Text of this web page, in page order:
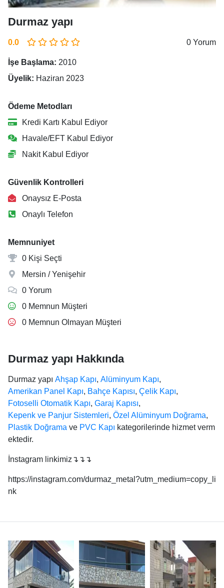
Durmaz yapı
0.0 0 Yorum
İşe Başlama: 2010
Üyelik: Haziran 2023
Ödeme Metodları
Kredi Kartı Kabul Ediyor
Havale/EFT Kabul Ediyor
Nakit Kabul Ediyor
Güvenlik Kontrolleri
Onaysız E-Posta
Onaylı Telefon
Memnuniyet
0 Kişi Seçti
Mersin / Yenişehir
0 Yorum
0 Memnun Müşteri
0 Memnun Olmayan Müşteri
Durmaz yapı Hakkında
Durmaz yapı Ahşap Kapı, Alüminyum Kapı,
Amerikan Panel Kapı, Bahçe Kapısı, Çelik Kapı,
Fotoselli Otomatik Kapı, Garaj Kapısı,
Kepenk ve Panjur Sistemleri, Özel Alüminyum Doğrama,
Plastik Doğrama ve PVC Kapı kategorilerinde hizmet verm
ektedir.
İnstagram linkimiz↴↴↴
https://instagram.com/durmaz_metal?utm_medium=copy_li
nk